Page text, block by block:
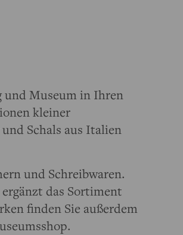
und Museum in Ihren
kleiner
Schals aus Italien
und Schreibwaren.
das Sortiment
finden Sie außerdem